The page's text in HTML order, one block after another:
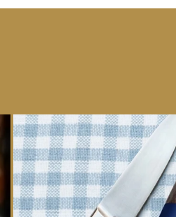
One whole Mastro®
ways
16